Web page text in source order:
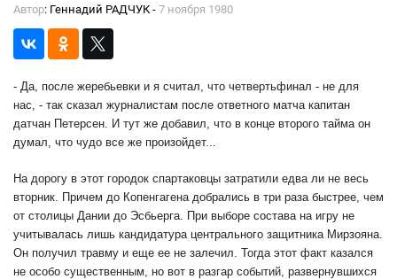
Автор: Геннадий РАДЧУК - 7 ноября 1980
- Да, после жеребьевки и я считал, что четвертьфинал - не для
нас, - так сказал журналистам после ответного матча капитан
датчан Петерсен. И тут же добавил, что в конце второго тайма он
думал, что чудо все же произойдет...
На дорогу в этот городок спартаковцы затратили едва ли не весь
вторник. Причем до Копенгагена добрались в три раза быстрее, чем
от столицы Дании до Эсбьерга. При выборе состава на игру не
учитывалась лишь кандидатура центрального защитника Мирзояна.
Он получил травму и еще ее не залечил. Тогда этот факт казался
не особо существенным, но вот в разгар событий, развернувшихся